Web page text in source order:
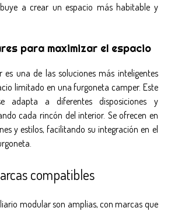
a crear un espacio más habitable y
para maximizar el espacio
una de las soluciones más inteligentes
limitado en una furgoneta camper. Este
adapta a diferentes disposiciones y
cada rincón del interior. Se ofrecen en
y estilos, facilitando su integración en el
compatibles
modular son amplias, con marcas que